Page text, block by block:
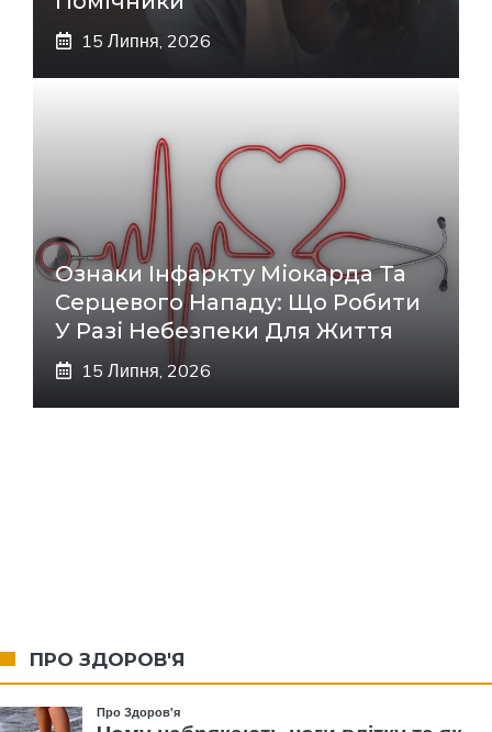
15 Липня, 2026
Ознаки Інфаркту Міокарда Та
Серцевого Нападу: Що Робити
У Разі Небезпеки Для Життя
15 Липня, 2026
ПРО ЗДОРОВ'Я